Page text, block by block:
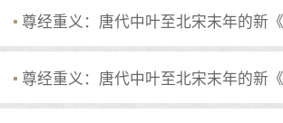
尊经重义：唐代中叶至北宋末年的新
尊经重义：唐代中叶至北宋末年的新